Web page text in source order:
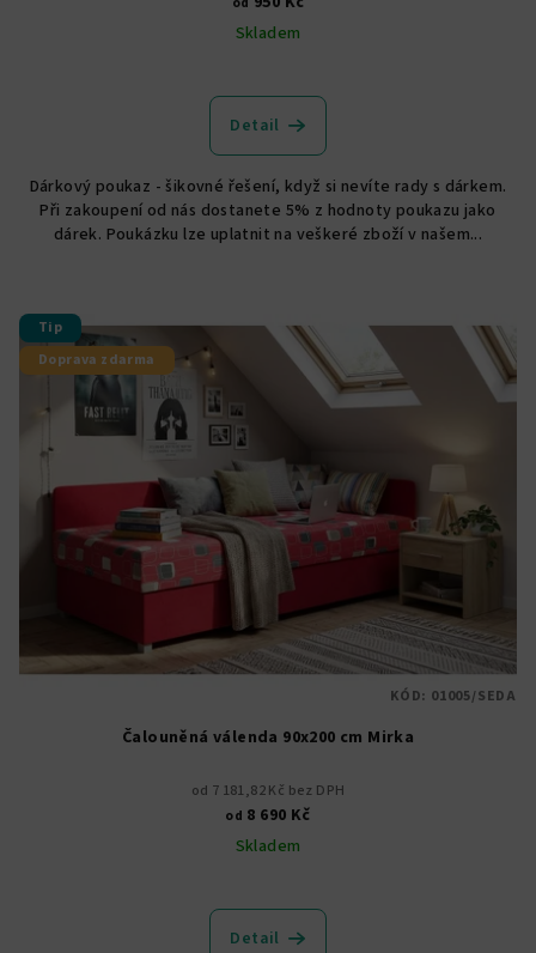
Skladem
Detail
Dárkový poukaz - šikovné řešení, když si nevíte rady s dárkem.
Při zakoupení od nás dostanete 5% z hodnoty poukazu jako
dárek. Poukázku lze uplatnit na veškeré zboží v našem...
Tip
Doprava zdarma
Čalouněná válenda 90x200 cm Mirka
od 7 181,82 Kč bez DPH
od 8 690 Kč
Skladem
hodnocení
produktu
Detail
KÓD: 01005/SEDA